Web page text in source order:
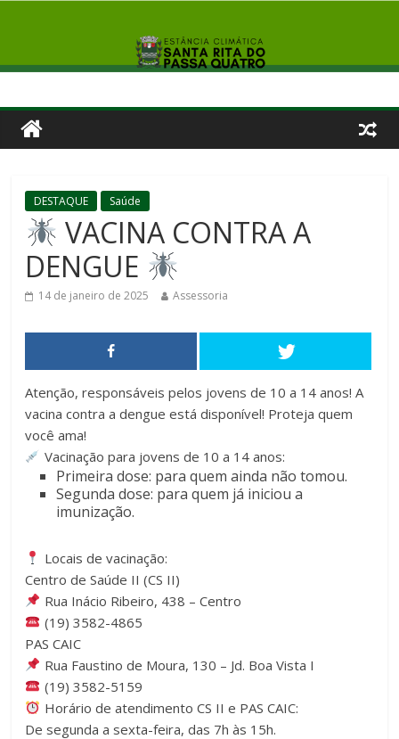
DESTAQUE Saúde
VACINA CONTRA A
DENGUE
14 de janeiro de 2025 Assessoria
Atenção, responsáveis pelos jovens de 10 a 14 anos! A
vacina contra a dengue está disponível! Proteja quem
você ama!
Vacinação para jovens de 10 a 14 anos:
Primeira dose: para quem ainda não tomou.
Segunda dose: para quem já iniciou a
imunização.
Locais de vacinação:
Centro de Saúde II (CS II)
Rua Inácio Ribeiro, 438 – Centro
(19) 3582-4865
PAS CAIC
Rua Faustino de Moura, 130 – Jd. Boa Vista I
(19) 3582-5159
Horário de atendimento CS II e PAS CAIC:
De segunda a sexta-feira, das 7h às 15h.